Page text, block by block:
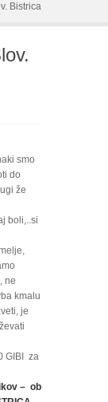
Bistrica
smo
do
že
boli,..si
ne
kmalu
je
GIBI za
– ob